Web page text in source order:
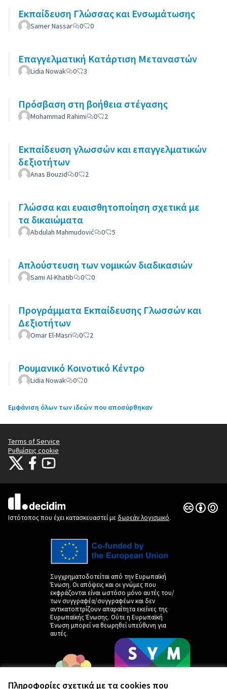
Πληροφορίες σχετικά με τα cookies που
Εκπαίδευση Γλώσσας και Ενσωμάτωσης
Samer Nassar 0 0
Επαγγελματική Κατάρτιση Μεταναστών
Lidia Nowak 0 3
Πρόσβαση στη βοήθεια στέγασης
Mohammad Rahimi 0 2
Εκπαίδευση γλωσσών και επαγγελματικών
δεξιοτήτων
Anas Bouzid 0 2
Γλώσσα και ευαισθητοποίηση σχετικά με
τα δικαιώματα
Abdulah Mahmudović 0 5
Απλούστευση των νομικών διαδικασιών
Sami Al-Khatib 0 0
Προγράμματα Εκπαίδευσης Γλωσσών και
Δεξιοτήτων
Omar El-Masri 0 2
Ρουμανικό Κοινοτικό Κέντρο
Lidia Nowak 0 0
Εμφάνιση όλων των ιδεών που αποσύρθηκαν
Terms of Service
Ρυθμίσεις cookie
Citizens Participation Portal at X
Ο οργανισμός Citizens Participation Portal στο Facebook
Ο οργανισμός Citizens Participation Portal στο YouTube
(Εξωτερική σύνδεση)
Ιστότοπος που έχει κατασκευαστεί με δωρεάν λογισμικό.
Άδεια
(Εξωτερική
Συγχρηματοδοτείται από την Ευρωπαϊκή
Ένωση. Οι απόψεις και οι γνώμες που
εκφράζονται είναι ωστόσο μόνο αυτές του/
των συγγραφέα/συγγραφέων και δεν
αντικατοπτρίζουν απαραίτητα εκείνες της
Ευρωπαϊκής Ένωσης. Ούτε η Ευρωπαϊκή
Ένωση μπορεί να θεωρηθεί υπεύθυνη για
αυτές.